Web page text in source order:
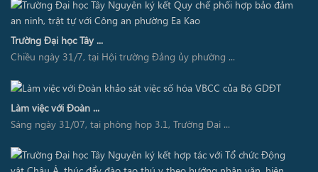
Trường Đại học Tây ...
Chiều ngày 31/7, tại Hội trường Đảng ủy phường ...
Làm việc với Đoàn ...
Sáng ngày 31/07, tại phòng họp 3.1, Trường Đại ...